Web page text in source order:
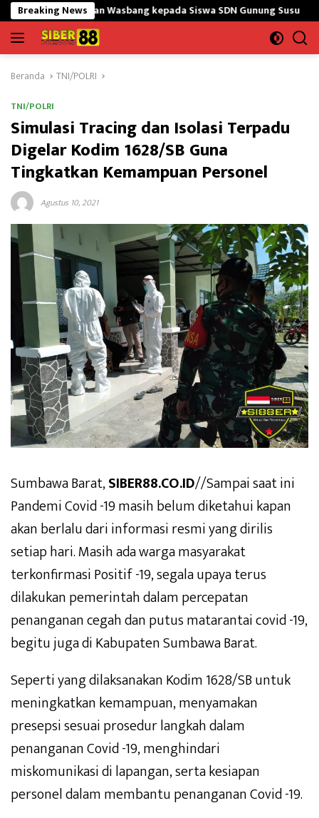
Langsung
ke
konten
Breaking News
kepada Siswa SDN Gunung Susu Bangun
Beranda TNI/POLRI
TNI/POLRI
Simulasi Tracing dan Isolasi Terpadu
Digelar Kodim 1628/SB Guna
Tingkatkan Kemampuan Personel
Agustus 10, 2021
Sumbawa Barat,SIBER88.CO.ID//Sampai saat ini
Pandemi Covid -19 masih belum diketahui kapan
akan berlalu dari informasi resmi yang dirilis
setiap hari. Masih ada warga masyarakat
terkonfirmasi Positif -19, segala upaya terus
dilakukan pemerintah dalam percepatan
penanganan cegah dan putus matarantai covid -19,
begitu juga di Kabupaten Sumbawa Barat.
Seperti yang dilaksanakan Kodim 1628/SB untuk
meningkatkan kemampuan, menyamakan
presepsi sesuai prosedur langkah dalam
penanganan Covid -19, menghindari
miskomunikasi di lapangan, serta kesiapan
personel dalam membantu penanganan Covid -19.